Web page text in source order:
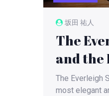
坂田 祐人
The
and the
of
The Everleigh
most elegant